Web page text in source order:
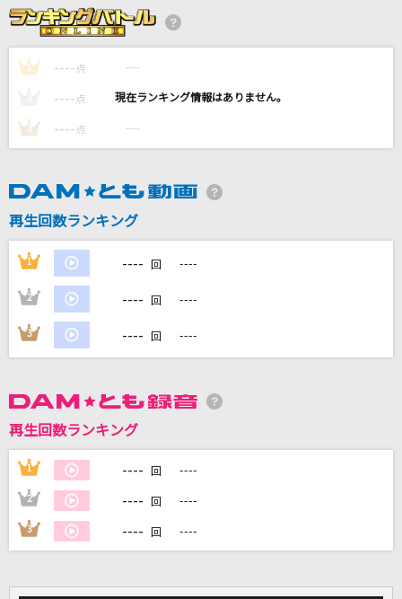
イチジク煙 (TV Size)
ずっと真夜中でいいのに。
[生音]青と夏
Mrs. GREEN APPLE
怪獣
[生音]青と夏
Mrs. GREEN APPLE
DAMの新曲・ランキングなど
DAMに会員登録・ログインして
カラオケをもっと楽しもう！
1 ---- 点 ----
---- 点 ----
3 ---- 点 ----
再生回数ランキング
1 ---- 回 ----
2 ---- 回 ----
3 ---- 回 ----
再生回数ランキング
1 ---- 回 ----
2 ---- 回 ----
3 ---- 回 ----